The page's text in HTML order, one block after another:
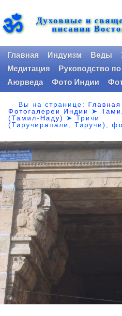
ॐ Духовные и
писания
Главная Индуизм Веды
Медитация
Руководство
Аюрведа
Фото Индии
Вы на странице: Главная
Фотогалереи Индии
➤
(Тамил-Наду)
➤Тричи
(Тиручирапали, Тиручи),